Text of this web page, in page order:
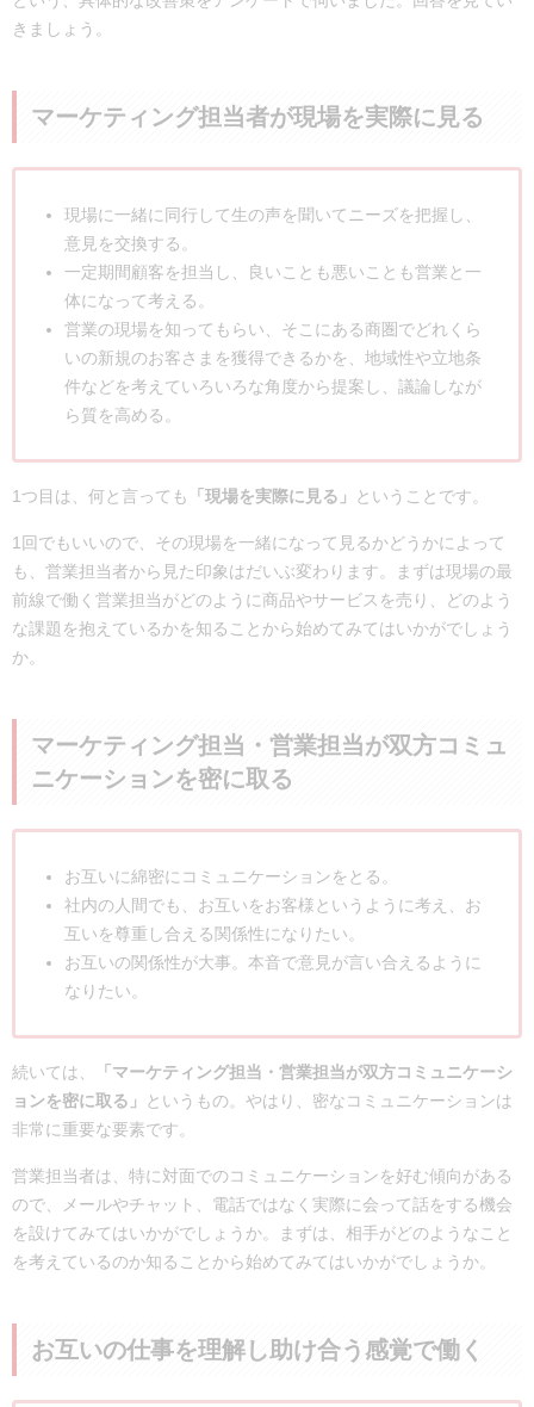
きましょう。
マーケティング担当者が現場を実際に見る
現場に一緒に同行して生の声を聞いてニーズを把握し、
意見を交換する。
一定期間顧客を担当し、良いことも悪いことも営業と一
体になって考える。
営業の現場を知ってもらい、そこにある商圏でどれくら
いの新規のお客さまを獲得できるかを、地域性や立地条
件などを考えていろいろな角度から提案し、議論しなが
ら質を高める。
1つ目は、何と言っても 「現場を実際に見る」 ということです。
1回でもいいので、その現場を一緒になって見るかどうかによって
も、営業担当者から見た印象はだいぶ変わります。まずは現場の最
前線で働く営業担当がどのように商品やサービスを売り、どのよう
な課題を抱えているかを知ることから始めてみてはいかがでしょう
か。
マーケティング担当・営業担当が双方コミュ
ニケーションを密に取る
お互いに綿密にコミュニケーションをとる。
社内の人間でも、お互いをお客様というように考え、お
互いを尊重し合える関係性になりたい。
お互いの関係性が大事。本音で意見が言い合えるように
なりたい。
続いては、
「マーケティング担当・営業担当が双方コミュニケーシ
ョンを密に取る」
というもの。やはり、密なコミュニケーションは
非常に重要な要素です。
営業担当者は、特に対面でのコミュニケーションを好む傾向がある
ので、メールやチャット、電話ではなく実際に会って話をする機会
を設けてみてはいかがでしょうか。まずは、相手がどのようなこと
を考えているのか知ることから始めてみてはいかがでしょうか。
お互いの仕事を理解し助け合う感覚で働く